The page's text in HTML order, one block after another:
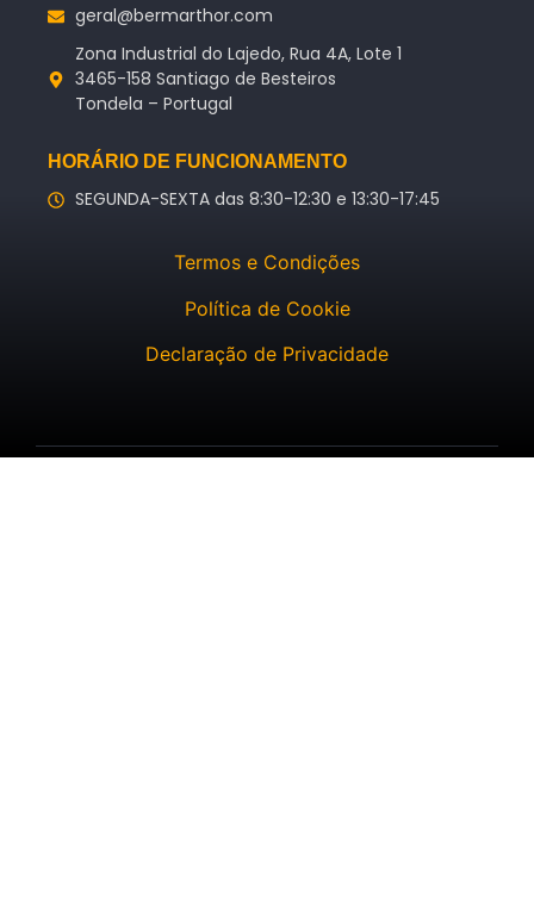
geral@bermarthor.com
Zona Industrial do Lajedo, Rua 4A, Lote 1
3465-158 Santiago de Besteiros
Tondela – Portugal
HORÁRIO DE FUNCIONAMENTO
SEGUNDA-SEXTA das 8:30-12:30 e 13:30-17:45
Termos e Condições
Política de Cookie
Declaração de Privacidade